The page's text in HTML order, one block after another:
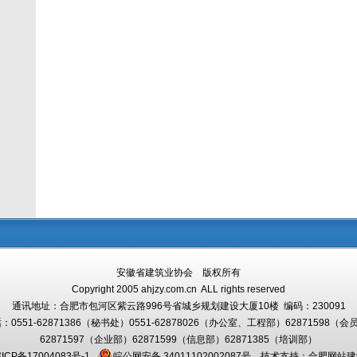
安徽省建筑业协会 版权所有
Copyright 2005 ahjzy.com.cn ALL rights reserved
通讯地址： 合肥市包河区紫云路996号省城乡规划建设大厦10楼编码：230091
：0551-62871386（秘书处）0551-62878026（办公室、工程部） 62871598（会员
62871597（企业部）62871599（信息部） 62871385（培训部）